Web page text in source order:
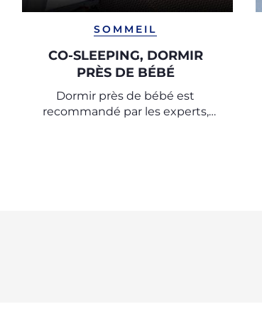
SOMMEIL
CO-SLEEPING, DORMIR
PRÈS DE BÉBÉ
Dormir près de bébé est
recommandé par les experts,